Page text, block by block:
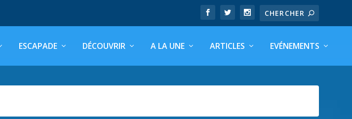
ESCAPADE DÉCOUVRIR A LA UNE ARTICLES EVÉNEMENTS